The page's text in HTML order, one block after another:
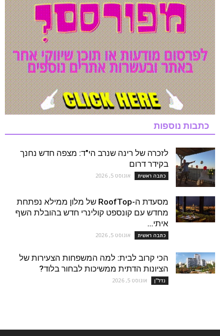
כתבות נוספות
לזכרה של רינה שנרב הי"ד: מצפה חדש נחנך
בקידר דרום
כתבה ראשית אוגוסט 5, 2026
מסעדת ה-RoofTop של מלון ממילא נפתחת
מחדש עם קונספט קולינרי חדש בהובלת השף
איתי...
כתבה ראשית אוגוסט 5, 2026
הכי קרוב לבית: למה המשפחות הצעירות של
הציונות הדתית ממשיכות לבחור בלוד?
נדל''ן אוגוסט 5, 2026